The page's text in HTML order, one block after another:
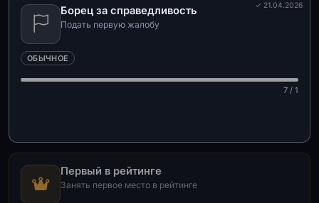
✓ 21.04.2026
Борец за справедливость
Подать первую жалобу
ОБЫЧНОЕ
7 / 1
Первый в рейтинге
Занять первое место в рейтинге